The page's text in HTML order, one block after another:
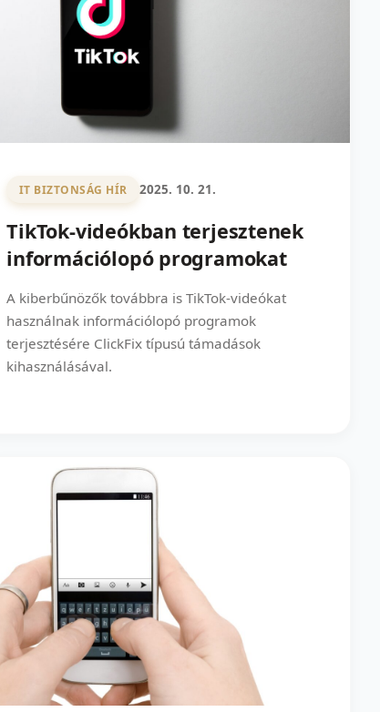
IT BIZTONSÁG HÍR 2025. 10. 21.
TikTok-videókban terjesztenek
információlopó programokat
A kiberbűnözők továbbra is TikTok-videókat
használnak információlopó programok
terjesztésére ClickFix típusú támadások
kihasználásával.